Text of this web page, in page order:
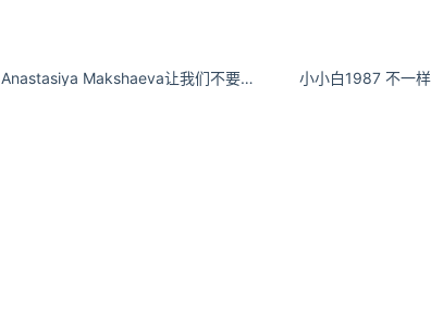
Anastasiya Makshaeva让我们不要用过去的哀悉拖累我们的记忆。 小小白1987 不一